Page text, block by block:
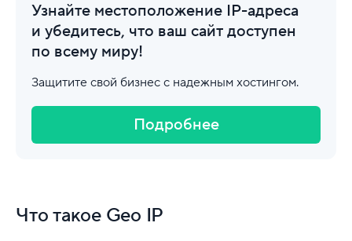
Узнайте местоположение IP-адреса
и убедитесь, что ваш сайт доступен
по всему миру!
Защитите свой бизнес с надежным хостингом.
Подробнее
Что такое Geo IP